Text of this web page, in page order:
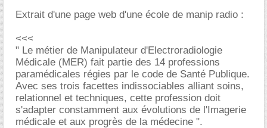
Extrait d'une page web d'une école de manip radio :
<<<
" Le métier de Manipulateur d'Electroradiologie
Médicale (MER) fait partie des 14 professions
paramédicales régies par le code de Santé Publique.
Avec ses trois facettes indissociables alliant soins,
relationnel et techniques, cette profession doit
s'adapter constamment aux évolutions de l'Imagerie
médicale et aux progrès de la médecine ".